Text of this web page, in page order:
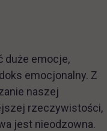
duże emocje,
emocjonalny. Z
naszej
rzeczywistości,
jest nieodzowna.